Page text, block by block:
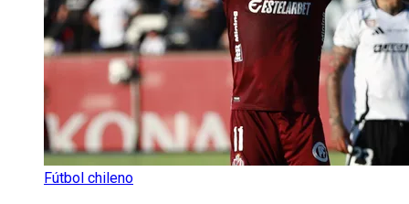
Fútbol chileno